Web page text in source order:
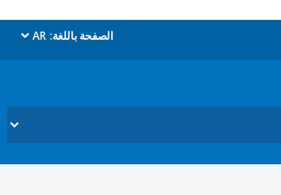
الصفحة باللغة: AR
dropdown